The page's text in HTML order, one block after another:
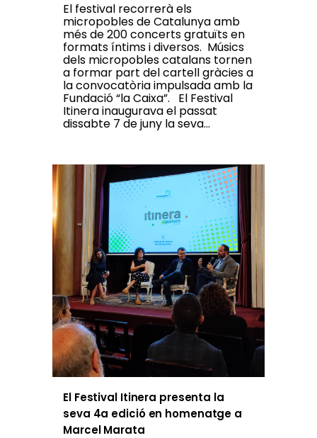
El festival recorrerà els
micropobles de Catalunya amb
més de 200 concerts gratuïts en
formats íntims i diversos. Músics
dels micropobles catalans tornen
a formar part del cartell gràcies a
la convocatòria impulsada amb la
Fundació “la Caixa”. El Festival
Itinera inaugurava el passat
dissabte 7 de juny la seva...
El Festival Itinera presenta la
seva 4a edició en homenatge a
Marcel Marata